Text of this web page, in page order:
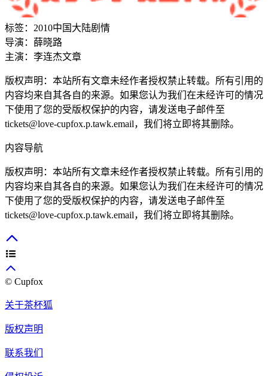
标签： 2010中国大陆剧情
导演： 薛晓路
主演： 李连杰文章
版权声明：本站所有文章未经作者授权禁止转载。所有引用的
内容均来自其各自的来源。如果您认为我们在未经许可的情况
下使用了您的受版权保护的内容，请发送电子邮件至
tickets@love-cupfox.p.tawk.email，我们将立即将其删除。
内容导航
版权声明：本站所有文章未经作者授权禁止转载。所有引用的
内容均来自其各自的来源。如果您认为我们在未经许可的情况
下使用了您的受版权保护的内容，请发送电子邮件至
tickets@love-cupfox.p.tawk.email，我们将立即将其删除。
© Cupfox
关于茶杯狐
版权声明
联系我们